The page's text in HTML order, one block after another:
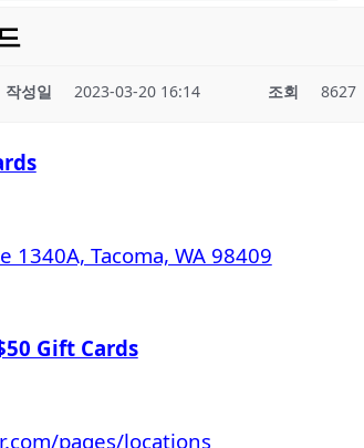
작성일 2023-03-20 16:14 조회 8627
1340A, Tacoma, WA 98409
Gift Cards
pages/locations